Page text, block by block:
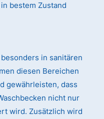
bestem Zustand
in sanitären
diesen Bereichen
gewährleisten, dass
nicht nur
wird. Zusätzlich wird